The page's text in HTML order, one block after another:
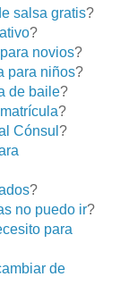
salsa gratis?
?
novios?
para niños?
de baile?
?
Cónsul ?
?
no puedo ir?
para
de